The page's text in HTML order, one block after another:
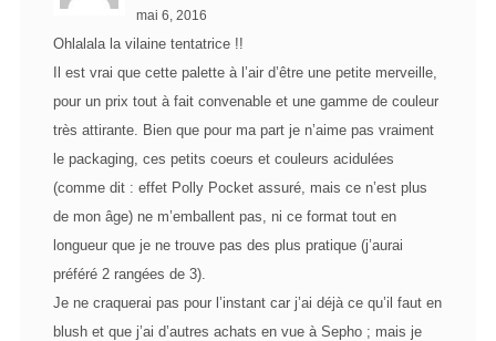
mai 6, 2016
Ohlalala la vilaine tentatrice !!
Il est vrai que cette palette à l’air d’être une petite merveille,
pour un prix tout à fait convenable et une gamme de couleur
très attirante. Bien que pour ma part je n’aime pas vraiment
le packaging, ces petits coeurs et couleurs acidulées
(comme dit : effet Polly Pocket assuré, mais ce n’est plus
de mon âge) ne m’emballent pas, ni ce format tout en
longueur que je ne trouve pas des plus pratique (j’aurai
préféré 2 rangées de 3).
Je ne craquerai pas pour l’instant car j’ai déjà ce qu’il faut en
blush et que j’ai d’autres achats en vue à Sepho ; mais je